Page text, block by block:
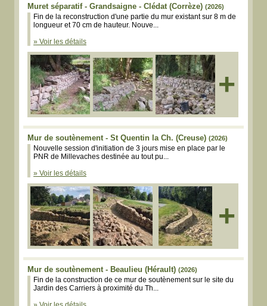
Muret séparatif - Grandsaigne - Clédat (Corrèze) (2026)
Fin de la reconstruction d'une partie du mur existant sur 8 m de
longueur et 70 cm de hauteur. Nouve...
» Voir les détails
+
Mur de soutènement - St Quentin la Ch. (Creuse) (2026)
Nouvelle session d'initiation de 3 jours mise en place par le
PNR de Millevaches destinée au tout pu...
» Voir les détails
+
Mur de soutènement - Beaulieu (Hérault) (2026)
Fin de la construction de ce mur de soutènement sur le site du
Jardin des Carriers à proximité du Th...